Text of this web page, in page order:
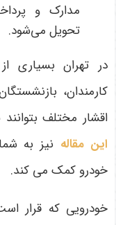
مدارک و
تحویل می‌شود.
در تهران بسیاری
کارمندان،
اقشار مختلف
این مقاله نیز به
خودرو کمک می کند.
خودرویی که قرار